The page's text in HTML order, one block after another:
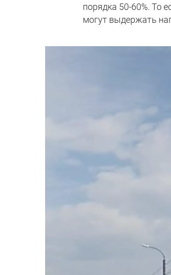
порядка 50-60%. То
могут выдержать